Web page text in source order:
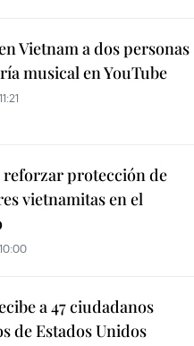
Vietnam a dos personas
musical en YouTube
protección de
vietnamitas en el
a 47 ciudadanos
de Estados Unidos